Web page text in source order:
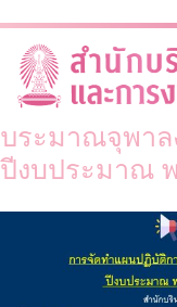
Skip
content
Category:
การจัดทำแผ
ประมาณจุฬา
ปีงบประมาณ